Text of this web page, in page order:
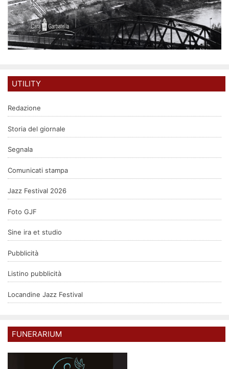
UTILITY
Redazione
Storia del giornale
Segnala
Comunicati stampa
Jazz Festival 2026
Foto GJF
Sine ira et studio
Pubblicità
Listino pubblicità
Locandine Jazz Festival
FUNERARIUM